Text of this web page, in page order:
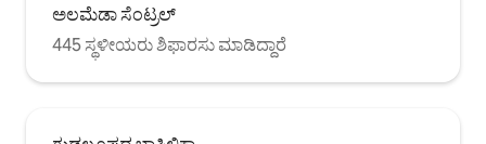
ಅಲಮೆಡಾ ಸೆಂಟ್ರಲ್
445 ಸ್ಥಳೀಯರು ಶಿಫಾರಸು ಮಾಡಿದ್ದಾರೆ